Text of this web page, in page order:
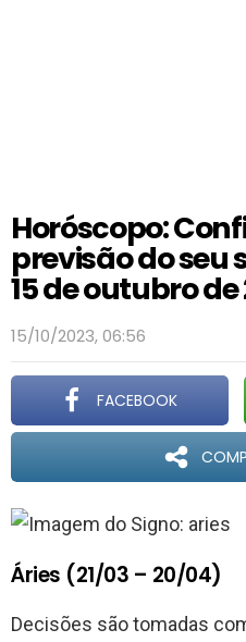
Horóscopo:
previsão do seu
15 de outubro de
15/10/2023, 06:56
FACEBOOK
Áries (21/03 – 20/04)
Decisões são tomadas